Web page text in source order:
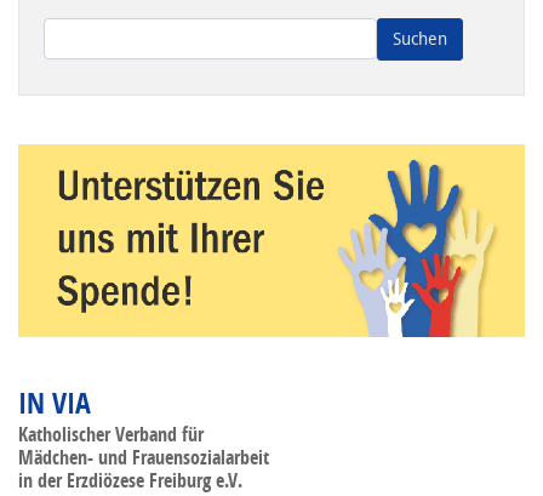
IN VIA
Katholischer Verband für
Mädchen- und Frauensozialarbeit
in der Erzdiözese Freiburg e.V.